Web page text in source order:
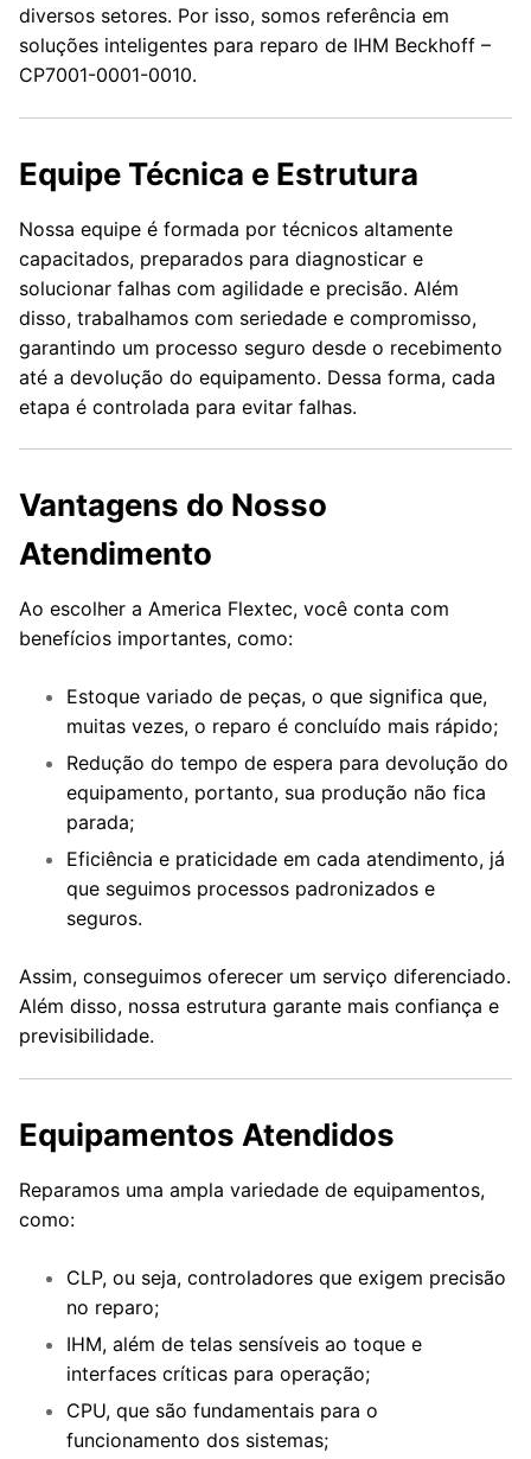
diversos setores. Por isso, somos referência em
soluções inteligentes para reparo de IHM Beckhoff –
CP7001-0001-0010.
Equipe Técnica e Estrutura
Nossa equipe é formada por técnicos altamente
capacitados, preparados para diagnosticar e
solucionar falhas com agilidade e precisão. Além
disso, trabalhamos com seriedade e compromisso,
garantindo um processo seguro desde o recebimento
até a devolução do equipamento. Dessa forma, cada
etapa é controlada para evitar falhas.
Vantagens do Nosso
Atendimento
Ao escolher a America Flextec, você conta com
benefícios importantes, como:
Estoque variado de peças, o que significa que,
muitas vezes, o reparo é concluído mais rápido;
Redução do tempo de espera para devolução do
equipamento, portanto, sua produção não fica
parada;
Eficiência e praticidade em cada atendimento, já
que seguimos processos padronizados e
seguros.
Assim, conseguimos oferecer um serviço diferenciado.
Além disso, nossa estrutura garante mais confiança e
previsibilidade.
Equipamentos Atendidos
Reparamos uma ampla variedade de equipamentos,
como:
CLP, ou seja, controladores que exigem precisão
no reparo;
IHM, além de telas sensíveis ao toque e
interfaces críticas para operação;
CPU, que são fundamentais para o
funcionamento dos sistemas;